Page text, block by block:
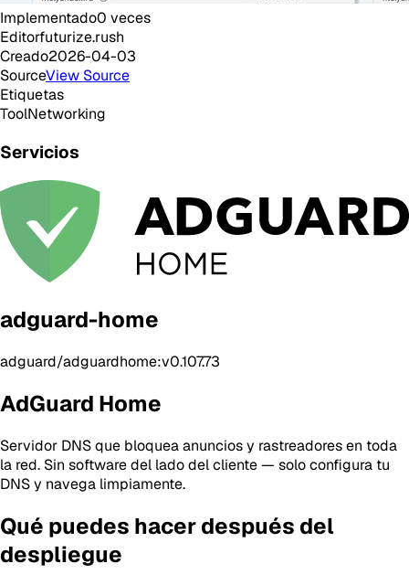
Implementado0 veces
Editorfuturize.rush
Creado2026-04-03
SourceView Source
Etiquetas
ToolNetworking
Servicios
adguard-home
adguard/adguardhome:v0.107.73
AdGuard Home
Servidor DNS que bloquea anuncios y rastreadores en toda
la red. Sin software del lado del cliente — solo configura tu
DNS y navega limpiamente.
Qué puedes hacer después del
despliegue